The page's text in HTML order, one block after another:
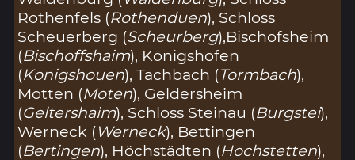
Rothenfels (Rothenduen), Schloss
Scheuerberg (Scheurberg),Bischofsheim
(Bischoffshaim), Königshofen
(Konigshouen), Tachbach (Tormbach),
Motten (Moten), Geldersheim
(Geltershaim), Schloss Steinau (Burgstei),
Werneck (Werneck), Bettingen
(Bertingen), Höchstädten (Hochstetten),